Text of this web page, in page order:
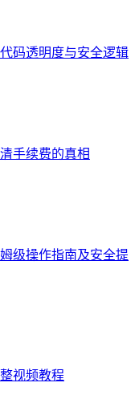
码透明度与安全逻辑
手续费的真相
级操作指南及安全提
视频教程